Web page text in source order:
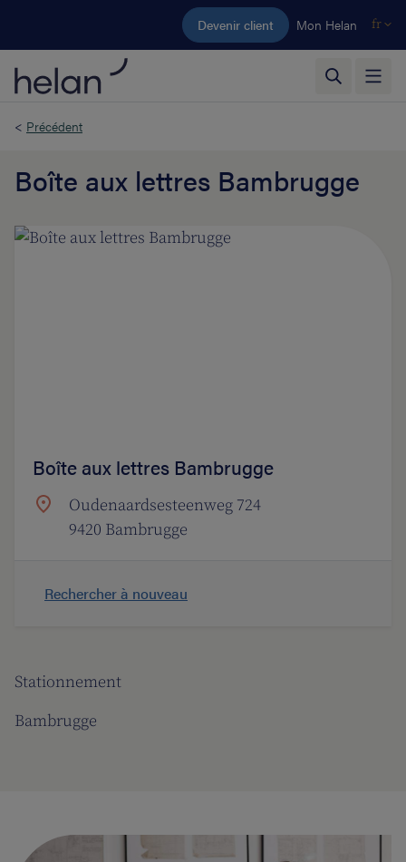
Aller au contenu principal
Devenir client Mon Helan fr
< Précédent
Boîte aux lettres Bambrugge
Stationnement
Bambrugge
Boîte aux lettres Bambrugge
Oudenaardsesteenweg 724
9420 Bambrugge
Rechercher à nouveau